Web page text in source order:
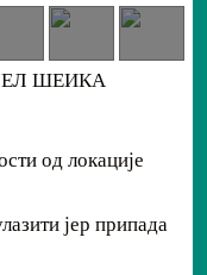
ШЕИКА
од локације
јер припада